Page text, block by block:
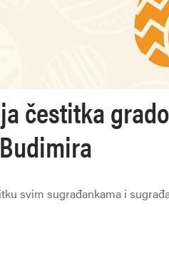
čestitka
svim sugrađankama i